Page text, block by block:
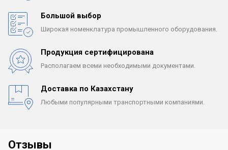
Большой выбор
Широкая номенклатура промышленного оборудования.
Продукция сертифицирована
Располагаем всеми необходимыми документами.
Доставка по Казахстану
Любыми популярными транспортными компаниями.
Отзывы